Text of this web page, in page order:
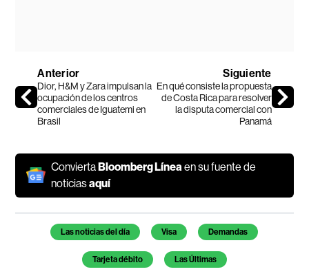
Anterior
Dior, H&M y Zara impulsan la
ocupación de los centros
comerciales de Iguatemi en
Brasil
Siguiente
En qué consiste la propuesta
de Costa Rica para resolver
la disputa comercial con
Panamá
ConviertaBloomberg Línea en su fuente de
noticiasaquí
Temas de este artículo
Las noticias del día Visa Demandas
Tarjeta débito Las Últimas